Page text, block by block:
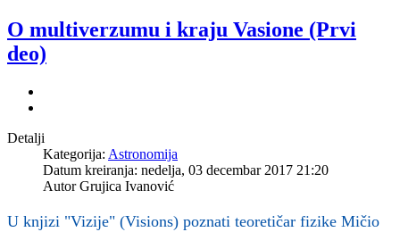
O multiverzumu i kraju Vasione (Prvi
deo)
Detalji
Kategorija: Astronomija
Datum kreiranja: nedelja, 03 decembar 2017 21:20
AutorGrujica Ivanović
U knjizi "Vizije" (Visions) poznati teoretičar fizike Mičio